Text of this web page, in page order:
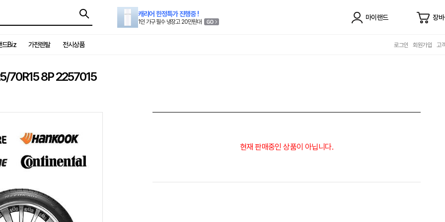
캐리어 한정특가 진행중 !
1인 가구 필수 냉장고 20만원대
마이랜드 장
드Biz 가전렌탈 전시상품 로그인 회원가입 고
70R15 8P 2257015
현재 판매중인 상품이 아닙니다.